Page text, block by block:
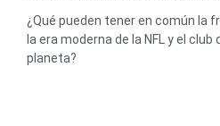
¿Qué pueden tener en común la
la era moderna de la NFL y el
planeta?